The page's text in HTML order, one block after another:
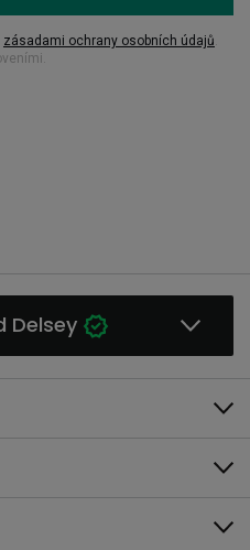
zásadami ochrany osobních údajů.
Delsey